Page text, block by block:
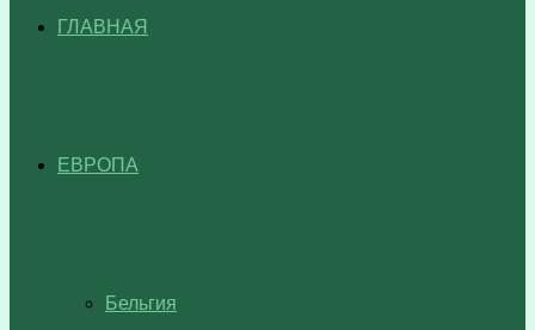
ГЛАВНАЯ
ЕВРОПА
Бельгия